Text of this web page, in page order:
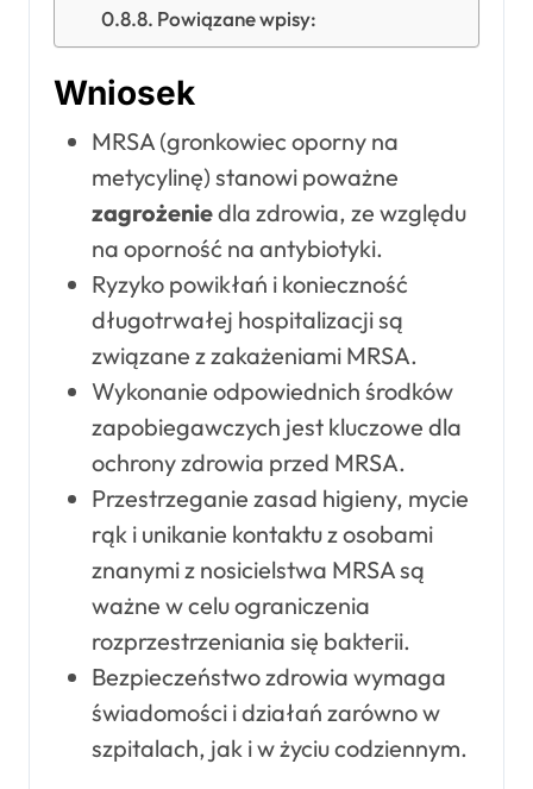
Powiązane wpisy:
Wniosek
MRSA (gronkowiec oporny na
metycylinę) stanowi poważne
zagrożeniedla zdrowia, ze względu
na oporność na antybiotyki.
Ryzyko powikłań i konieczność
długotrwałej hospitalizacji są
związane z zakażeniami MRSA.
Wykonanie odpowiednich środków
zapobiegawczych jest kluczowe dla
ochrony zdrowia przed MRSA.
Przestrzeganie zasad higieny, mycie
rąk i unikanie kontaktu z osobami
znanymi z nosicielstwa MRSA są
ważne w celu ograniczenia
rozprzestrzeniania się bakterii.
Bezpieczeństwo zdrowia wymaga
świadomości i działań zarówno w
szpitalach, jak i w życiu codziennym.